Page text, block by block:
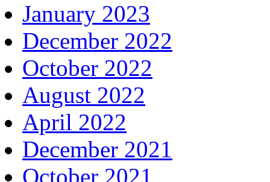
January 2023
December 2022
October 2022
August 2022
April 2022
December 2021
October 2021